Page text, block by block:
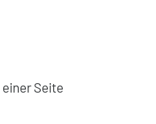
einer Seite